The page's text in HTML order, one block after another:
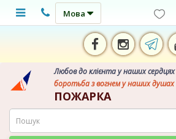
Мова
Любов до клієнта у наших сердцях
боротьба з вогнем у наших душах
ПОЖАРКА